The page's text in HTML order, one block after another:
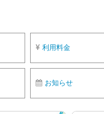
利用料金
お知らせ